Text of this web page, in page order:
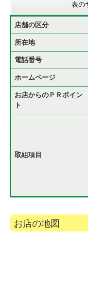
表の
店舗の区分
所在地
電話番号
ホームページ
お店からのＰＲポイン
ト
取組項目
お店の地図